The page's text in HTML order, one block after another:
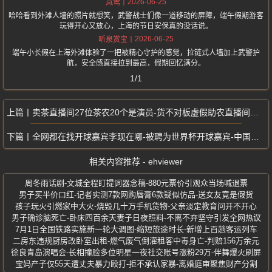
岚莺
哈哈看到外滩人墙的照片就想笑，武警战士们像一道移动的屏障，端午假期游客
玩得开心又放心，上海的节日安保真的没话说。
听泉赏宝
2026-06-25
端午小长假在上海外滩体验了一把被精心守护的感觉，拉链式人墙加上武警护
航，安全感直接拉到最高，假期回忆满分。
1/1
卖茶直播间27位茶农20个是演员-货不对板虚假助农直播间卖茶骗局曝光
全网都在找开球嘉宾李现在哪-被聘为世界杯开球嘉宾-中国内地艺人首位演员
相关内容推荐 - ehviewer
周冬雨话剧-文城全程盯提词器念稿-880元票价引观众当场喊退票
男子买半价口红-记者实测7款网购唇膏6款疑似仿品-送女友竟是假货
孩子玩火引燃家中大火-烧毁几十万手机货物-父亲淡定教育问开不开心
男子确诊脑死亡-卧床四百余天妻子日夜照料-不离不弃坚守引发全网热议
7月1日全国铁路实施新一轮大调图-缩短旅途时长-新增上百趟客运列车
二房东违规厨房改卧室出租-燃气废气倒灌租客中毒身亡-判赔156万余元
徐良青岛演唱会-长相撞脸多位明星一夜社交账号涨粉29万-伴舞爆火刷屏
宝妈产子仅55天遭丈夫暴力殴打-拒不承认家暴-离婚庭审聚焦财产分割